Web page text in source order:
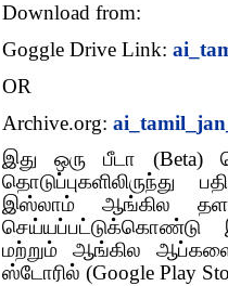
Download from:
Goggle Drive Link:
OR
Archive.org:
இது ஒரு பீடா
இஸ்லாம் ஆங்கில
செய்யப்பட்டுக்கொண்டு
மற்றும் ஆங்கில
ஸ்டோரில் (Google Play